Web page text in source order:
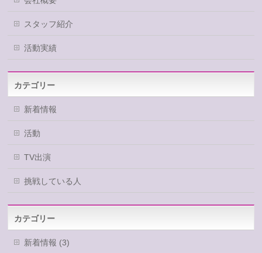
スタッフ紹介
活動実績
カテゴリー
新着情報
活動
TV出演
挑戦している人
カテゴリー
新着情報 (3)